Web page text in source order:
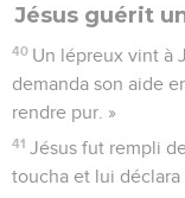
Jésus guérit
40 Un lépreux vint à
demanda son aide
rendre pur. »
41 Jésus fut rempli
toucha et lui déclara